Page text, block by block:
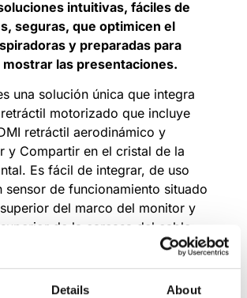
Details About
intuitivas, fáciles de
seguras, que optimicen el
y preparadas para
mostrar las presentaciones.
una solución única que integra
motorizado que incluye
retráctil aerodinámico y
y Compartir en el cristal de la
Es fácil de integrar, de uso
sensor de funcionamiento situado
del marco del monitor y
de la carcasa del cable
y casi invisible cuando está
placa de cubierta,
integrado en la mesa). La